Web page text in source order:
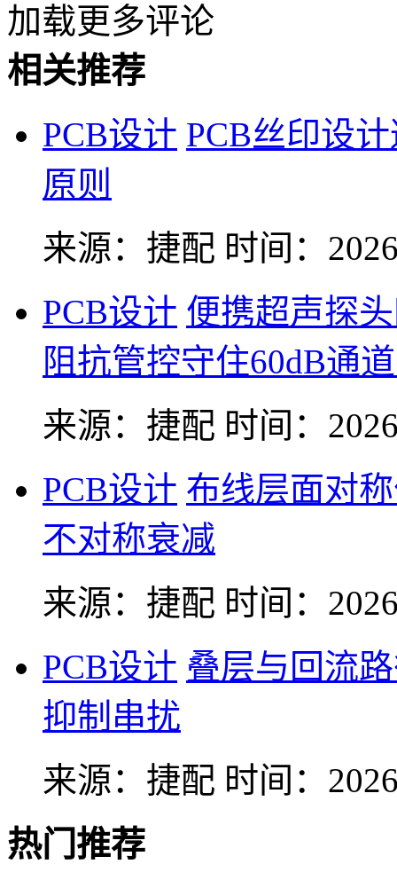
加载更多评论
相关推荐
PCB设计 PCB丝印设
原则
来源：捷配 时间：
PCB设计 便携超声探
阻抗管控守住60dB通
来源：捷配 时间：
PCB设计 布线层面对
不对称衰减
来源：捷配 时间：
PCB设计 叠层与回流
抑制串扰
来源：捷配 时间：
热门推荐